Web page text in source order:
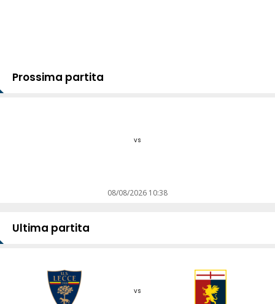
Prossima partita
vs
08/08/2026 10:38
Ultima partita
vs